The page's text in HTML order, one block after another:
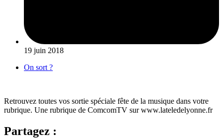
19 juin 2018
On sort ?
Retrouvez toutes vos sortie spéciale fête de la musique dans votre
rubrique. Une rubrique de ComcomTV sur www.lateledelyonne.fr
Partagez :